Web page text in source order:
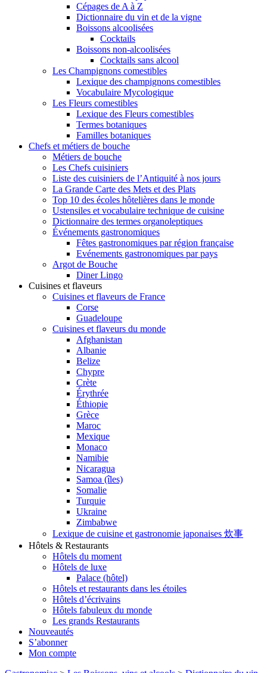
Cépages de A à Z
Dictionnaire du vin et de la vigne
Boissons alcoolisées
Cocktails
Boissons non-alcoolisées
Cocktails sans alcool
Les Champignons comestibles
Lexique des champignons comestibles
Vocabulaire Mycologique
Les Fleurs comestibles
Lexique des Fleurs comestibles
Termes botaniques
Familles botaniques
Chefs et métiers de bouche
Métiers de bouche
Les Chefs cuisiniers
Liste des cuisiniers de l’Antiquité à nos jours
La Grande Carte des Mets et des Plats
Top 10 des écoles hôtelières dans le monde
Ustensiles et vocabulaire technique de cuisine
Dictionnaire des termes organoleptiques
Événements gastronomiques
Fêtes gastronomiques par région française
Evénements gastronomiques par pays
Argot de Bouche
Diner Lingo
Cuisines et flaveurs
Cuisines et flaveurs de France
Corse
Guadeloupe
Cuisines et flaveurs du monde
Afghanistan
Albanie
Belize
Chypre
Crète
Érythrée
Éthiopie
Grèce
Maroc
Mexique
Monaco
Namibie
Nicaragua
Samoa (îles)
Somalie
Turquie
Ukraine
Zimbabwe
Lexique de cuisine et gastronomie japonaises 炊事
Hôtels & Restaurants
Hôtels du moment
Hôtels de luxe
Palace (hôtel)
Hôtels et restaurants dans les étoiles
Hôtels d’écrivains
Hôtels fabuleux du monde
Les grands Restaurants
Nouveautés
S’abonner
Mon compte